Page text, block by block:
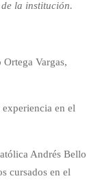
la institución.
Vargas,
en el
Andrés Bello
cursados en el